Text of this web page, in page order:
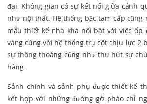
đại. Không gian có sự kết nối giữa cảnh
như nội thất. Hệ thống bậc tam cấp cũng
mẫu thiết kế nhà khá nổi bật với việc ốp
vàng cùng với hệ thống trụ cột chịu lực 2
sự thông thoáng cũng như thu hút sự
hàng.
Sảnh chính và sảnh phụ được thiết kế
kết hợp với những đường gờ phào chỉ